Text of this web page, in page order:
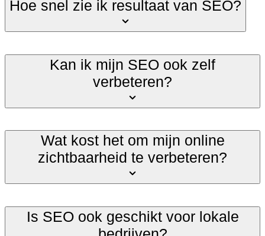
Hoe snel zie ik resultaat van SEO?
Kan ik mijn SEO ook zelf
verbeteren?
Wat kost het om mijn online
zichtbaarheid te verbeteren?
Is SEO ook geschikt voor lokale